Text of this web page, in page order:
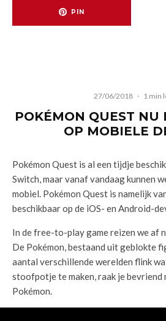
PIN
27/06/2018 · 1 min
POKÉMON QUEST NU
OP MOBIELE
Pokémon Quest is al een tijdje
Switch, maar vanaf vandaag kunnen
mobiel. Pokémon Quest is namelijk
beschikbaar op de iOS- en Android-
In de free-to-play game reizen we af
De Pokémon, bestaand uit geblokte
aantal verschillende werelden flink
stoofpotje te maken, raak je bevriend
Pokémon.